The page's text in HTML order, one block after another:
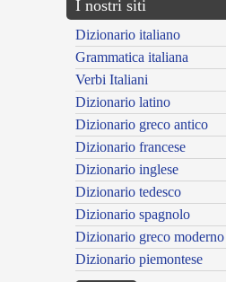
I nostri siti
Dizionario italiano
Grammatica italiana
Verbi Italiani
Dizionario latino
Dizionario greco antico
Dizionario francese
Dizionario inglese
Dizionario tedesco
Dizionario spagnolo
Dizionario greco moderno
Dizionario piemontese